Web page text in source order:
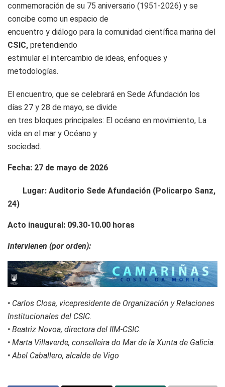
conmemoración de su 75 aniversario (1951-2026) y se
concibe como un espacio de
encuentro y diálogo para la comunidad científica marina del
CSIC, pretendiendo
estimular el intercambio de ideas, enfoques y
metodologías.
El encuentro, que se celebrará en Sede Afundación los
días 27 y 28 de mayo, se divide
en tres bloques principales: El océano en movimiento, La
vida en el mar y Océano y
sociedad.
Fecha: 27 de mayo de 2026
Lugar: Auditorio Sede Afundación (Policarpo Sanz,
24)
Acto inaugural: 09.30-10.00 horas
Intervienen (por orden):
• Carlos Closa, vicepresidente de Organización y Relaciones
Institucionales del CSIC.
• Beatriz Novoa, directora del IIM-CSIC.
• Marta Villaverde, conselleira do Mar de la Xunta de Galicia.
• Abel Caballero, alcalde de Vigo